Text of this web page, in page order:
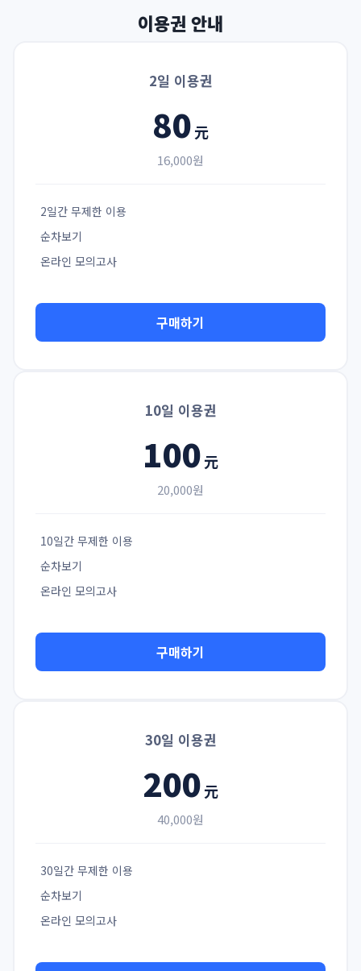
이용권 안내
2일 이용권
80元
16,000원
2일간 무제한 이용
순차보기
온라인 모의고사
구매하기
10일 이용권
100元
20,000원
10일간 무제한 이용
순차보기
온라인 모의고사
구매하기
30일 이용권
200元
40,000원
30일간 무제한 이용
순차보기
온라인 모의고사